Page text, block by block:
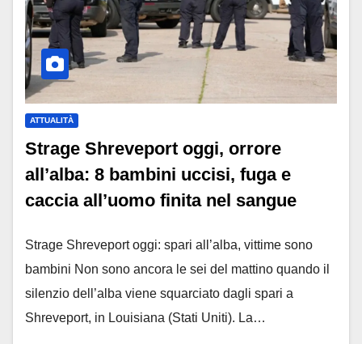
ATTUALITÀ
Strage Shreveport oggi, orrore
all’alba: 8 bambini uccisi, fuga e
caccia all’uomo finita nel sangue
Strage Shreveport oggi: spari all’alba, vittime sono
bambini Non sono ancora le sei del mattino quando il
silenzio dell’alba viene squarciato dagli spari a
Shreveport, in Louisiana (Stati Uniti). La…